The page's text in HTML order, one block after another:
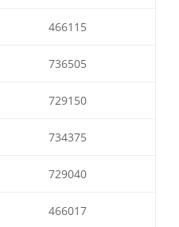
466115
736505
729150
734375
729040
466017